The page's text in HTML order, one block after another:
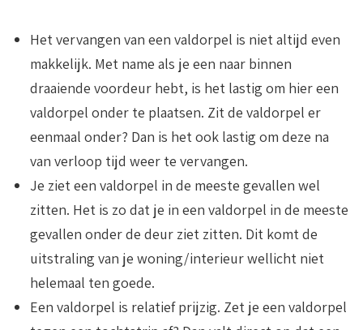
Het vervangen van een valdorpel is niet altijd even
makkelijk. Met name als je een naar binnen
draaiende voordeur hebt, is het lastig om hier een
valdorpel onder te plaatsen. Zit de valdorpel er
eenmaal onder? Dan is het ook lastig om deze na
van verloop tijd weer te vervangen.
Je ziet een valdorpel in de meeste gevallen wel
zitten. Het is zo dat je in een valdorpel in de meeste
gevallen onder de deur ziet zitten. Dit komt de
uitstraling van je woning/interieur wellicht niet
helemaal ten goede.
Een valdorpel is relatief prijzig. Zet je een valdorpel